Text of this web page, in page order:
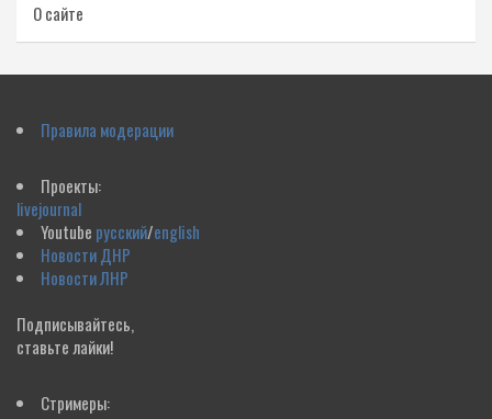
О сайте
Правила модерации
Проекты:
livejournal
Youtube русский/english
Новости ДНР
Новости ЛНР
Подписывайтесь,
ставьте лайки!
Стримеры: